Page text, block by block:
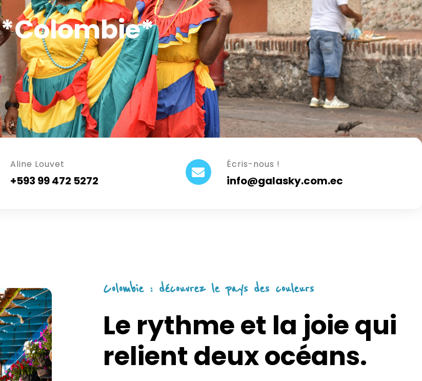
*Colombie*
Aline Louvet
+593 99 472 5272
Écris-nous !
info@galasky.com.ec
Colombie : découvrez le pays des couleurs
Le rythme et la joie qui
relient deux océans.